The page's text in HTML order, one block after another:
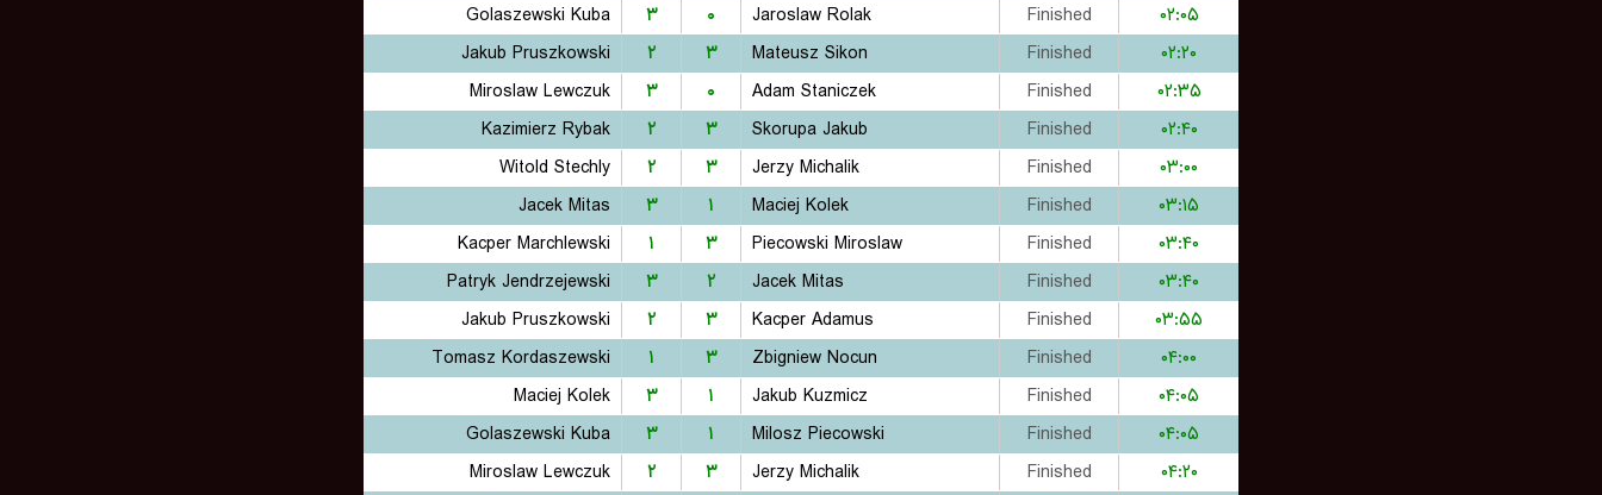
Golaszewski Kuba
۳ ۰ Jaroslaw Rolak Finished
۰۲:۰۵
Jakub Pruszkowski
۲ ۳ Mateusz Sikon Finished
۰۲:۲۰
Miroslaw Lewczuk
۳ ۰ Adam Staniczek Finished
۰۲:۳۵
Kazimierz Rybak
۲ ۳ Skorupa Jakub Finished
۰۲:۴۰
Witold Stechly
۲ ۳ Jerzy Michalik Finished
۰۳:۰۰
Jacek Mitas
۳ ۱ Maciej Kolek Finished
۰۳:۱۵
Kacper Marchlewski
۱ ۳ Piecowski Miroslaw Finished
۰۳:۴۰
Patryk Jendrzejewski
۳ ۲ Jacek Mitas Finished
۰۳:۴۰
Jakub Pruszkowski
۲ ۳ Kacper Adamus Finished
۰۳:۵۵
Tomasz Kordaszewski
۱ ۳ Zbigniew Nocun Finished
۰۴:۰۰
Maciej Kolek
۳ ۱ Jakub Kuzmicz Finished
۰۴:۰۵
Golaszewski Kuba
۳ ۱ Milosz Piecowski Finished
۰۴:۰۵
Miroslaw Lewczuk
۲ ۳ Jerzy Michalik Finished
۰۴:۲۰